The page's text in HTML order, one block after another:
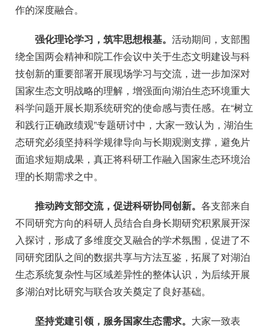
作的深度融合。
强化理论学习，筑牢思想根基。 活动期间 ，支部围
绕全国两会精神和院工作会议中关于生态文明建设与科
技创新的重要部署开展现场学习与交流 ， 进一步加深对
国家生态文明战略的理解，增强面向湖泊生态环境重大
科学问题开展长期系统研究的使命感与责任感。 在“树立
和践行正确政绩观”专题研讨中 ，大家一致认为，湖泊生
态研究必须坚持科学规律导向与长期观测支撑，避免片
面追求短期成果，真正将科研工作融入国家生态环境治
理的长期需求之中。
推动跨支部交流，促进科研协同创新。 各支部来自
不同研究方向的科研人员结合自身长期研究积累展开深
入探讨，形成了多维度交叉融合的学术氛围 ， 促进了不
同研究团队之间的数据共享与方法互鉴，拓展了对湖泊
生态系统复杂性与区域差异性的整体认识，为后续开展
多湖泊对比研究与联合攻关奠定了良好基础。
坚持党建引领，服务国家生态需求。 大家一致表